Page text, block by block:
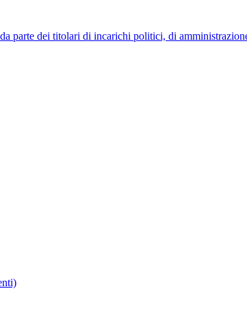
parte dei titolari di incarichi politici, di